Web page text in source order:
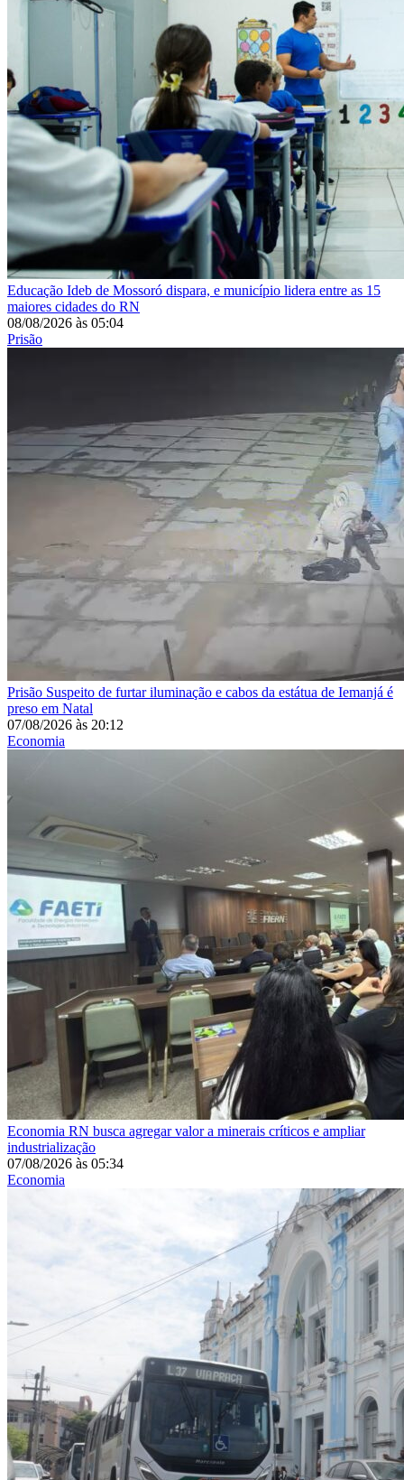
Educação Ideb de Mossoró dispara, e município lidera entre as 15
maiores cidades do RN
08/08/2026 às 05:04
Prisão
Prisão Suspeito de furtar iluminação e cabos da estátua de Iemanjá é
preso em Natal
07/08/2026 às 20:12
Economia
Economia RN busca agregar valor a minerais críticos e ampliar
industrialização
07/08/2026 às 05:34
Economia